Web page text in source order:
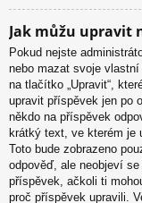
Jak můžu upravit
Pokud nejste
nebo mazat svoje
na tlačítko „Upravit“,
upravit příspěvek jen po
někdo na příspěvek
krátký text, ve kterém je
Toto bude zobrazeno
odpověď, ale neobjeví
příspěvek, ačkoli ti
proč příspěvek upravili.